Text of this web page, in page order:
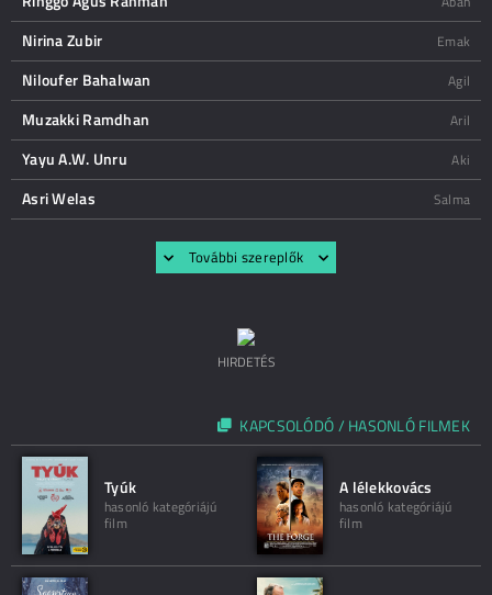
Nirina Zubir Emak
Niloufer Bahalwan Agil
Muzakki Ramdhan Aril
Yayu A.W. Unru Aki
Asri Welas Salma
További szereplők
HIRDETÉS
KAPCSOLÓDÓ / HASONLÓ FILMEK
Tyúk
hasonló kategóriájú
film
A lélekkovács
hasonló kategóriájú
film